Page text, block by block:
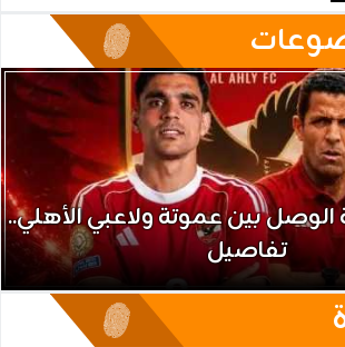
بين عموتة ولاعبي الأهلي..
تفاصيل